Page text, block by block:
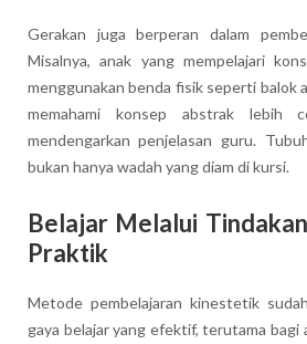
Gerakan juga berperan dalam
Misalnya, anak yang mempelajari
menggunakan benda fisik seperti balok
memahami konsep abstrak lebih
mendengarkan penjelasan guru.
bukan hanya wadah yang diam di kursi.
Belajar Melalui
Praktik
Metode pembelajaran kinestetik
gaya belajar yang efektif, terutama bagi